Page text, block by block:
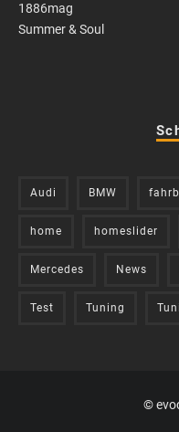
1886mag
Summer & Soul
Audi BMW
home homeslider
Mercedes News
Test Tuning
©